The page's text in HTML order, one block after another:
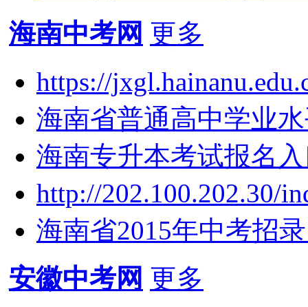
海南中考网 更多
https://
海南省普通高中学业
海南专升本考试报名入
http://202.100.202.30/
海南省2015年中考招
安徽中考网 更多